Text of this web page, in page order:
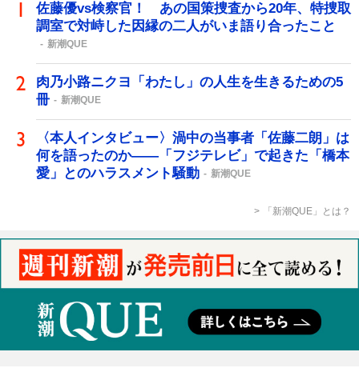
佐藤優vs検察官！ あの国策捜査から20年、特捜取
調室で対峙した因縁の二人がいま語り合ったこと
新潮QUE
肉乃小路ニクヨ「わたし」の人生を生きるための5
冊
新潮QUE
〈本人インタビュー〉渦中の当事者「佐藤二朗」は
何を語ったのか――「フジテレビ」で起きた「橋本
愛」とのハラスメント騒動
新潮QUE
「新潮QUE」とは？